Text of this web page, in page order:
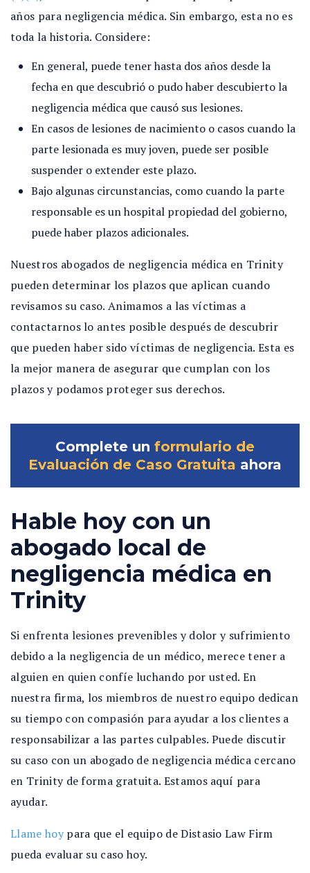
años para negligencia médica. Sin embargo, esta no es
toda la historia. Considere:
En general, puede tener hasta dos años desde la
fecha en que descubrió o pudo haber descubierto la
negligencia médica que causó sus lesiones.
En casos de lesiones de nacimiento o casos cuando la
parte lesionada es muy joven, puede ser posible
suspender o extender este plazo.
Bajo algunas circunstancias, como cuando la parte
responsable es un hospital propiedad del gobierno,
puede haber plazos adicionales.
Nuestros abogados de negligencia médica en Trinity
pueden determinar los plazos que aplican cuando
revisamos su caso. Animamos a las víctimas a
contactarnos lo antes posible después de descubrir
que pueden haber sido víctimas de negligencia. Esta es
la mejor manera de asegurar que cumplan con los
plazos y podamos proteger sus derechos.
Complete un formulario de
Evaluación de Caso Gratuita ahora
Hable hoy con un
abogado local de
negligencia médica en
Trinity
Si enfrenta lesiones prevenibles y dolor y sufrimiento
debido a la negligencia de un médico, merece tener a
alguien en quien confíe luchando por usted. En
nuestra firma, los miembros de nuestro equipo dedican
su tiempo con compasión para ayudar a los clientes a
responsabilizar a las partes culpables. Puede discutir
su caso con un abogado de negligencia médica cercano
en Trinity de forma gratuita. Estamos aquí para
ayudar.
Llame hoypara que el equipo de Distasio Law Firm
pueda evaluar su caso hoy.